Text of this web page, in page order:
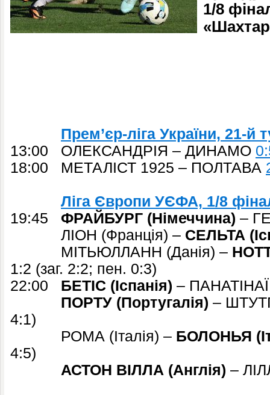
1/8
Прем’єр-ліга України, 21-й
13:00 ОЛЕКСАНДРІЯ – ДИНАМО
18:00 МЕТАЛІСТ 1925 – ПОЛТАВА
Ліга Європи УЄФА, 1/8
19:45 ФРАЙБУРГ (Німеччина) –
ЛІОН (Франція) – СЕЛЬТА
МІТЬЮЛЛАНН (Данія) –
1:2 (заг. 2:2; пен. 0:3)
22:00 БЕТІС (Іспанія) –
ПОРТУ (Португалія) –
4:1)
РОМА (Італія) – БОЛОНЬЯ
4:5)
АСТОН ВІЛЛА (Англія) –